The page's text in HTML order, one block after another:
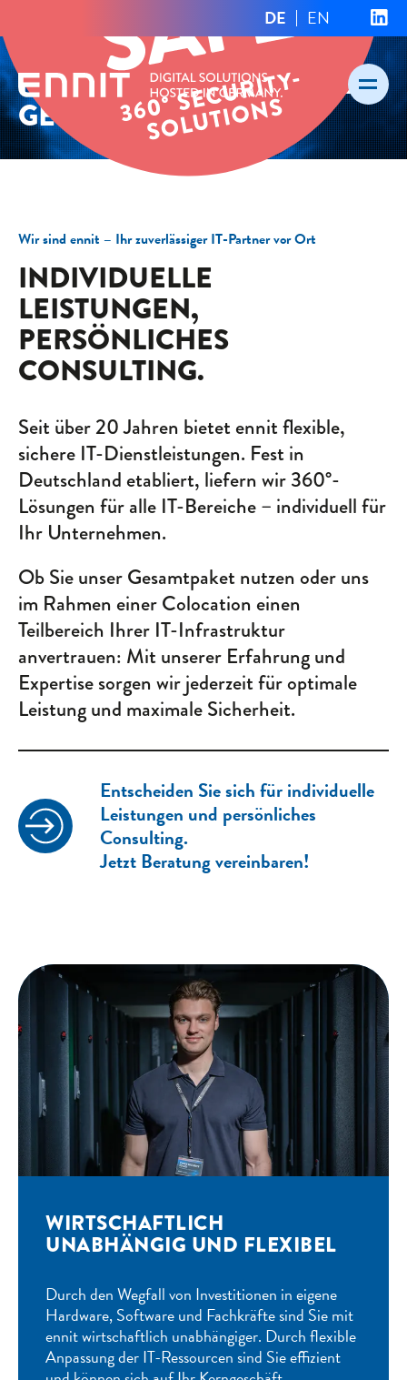
DE EN
Navigation
CyberSecurity
Green IT
Karriere
Termine
Impressum
Datenschutz
AGB
ennit GmbH
Gerhard-Fröhler-Straße 12
24106 Kiel
+49 431 530540
vertrieb@ennit.de
INDIVIDUELLE
IT-LÖSUNGEN. FÜR IHREN
GESCHÄFTS­ERFOLG.
Wir sind ennit – Ihr zuverlässiger IT-Partner vor Ort
INDIVIDUELLE
LEISTUNGEN,
PERSÖNLICHES
CONSULTING.
Seit über 20 Jahren bietet ennit flexible,
sichere IT-Dienst­leistungen. Fest in
Deutschland etabliert, liefern wir 360°-
Lösungen für alle IT-Bereiche – individuell für
Ihr Unternehmen.
Ob Sie unser Gesamtpaket nutzen oder uns
im Rahmen einer Colocation einen
Teilbereich Ihrer IT-Infrastruktur
anvertrauen: Mit unserer Erfahrung und
Expertise sorgen wir jederzeit für optimale
Leistung und maximale Sicherheit.
Entscheiden Sie sich für individuelle
Leistungen und persönliches
Consulting.
Jetzt Beratung vereinbaren!
PERFEKTE LÖSUNGEN FÜR DEN
MITTELSTAND
Viele Mittelständler bundesweit setzen bereits
auf die Expertise und die individuellen IT-
Lösungen von ennit. Darunter etablierte
Unternehmen der IT- & Software-Branche,